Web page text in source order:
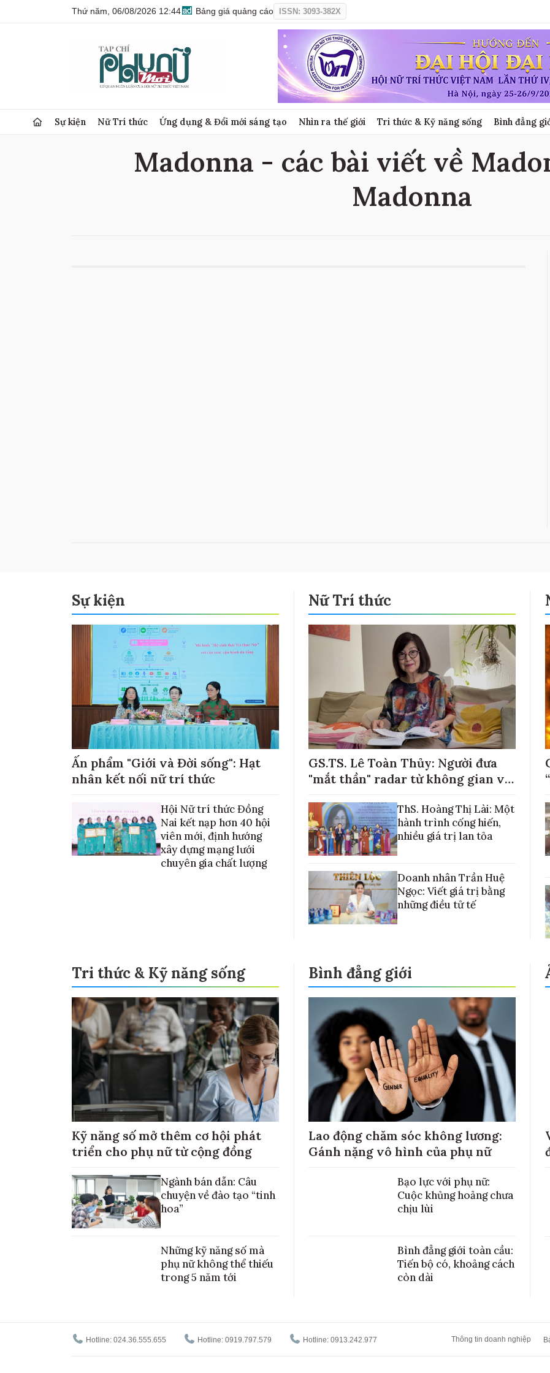
Thứ năm, 06/08/2026 12:44 Bảng giá quảng cáo ISSN: 3093-382X
Sự kiện Nữ Trí thức Ứng dụng & Đổi mới sáng tạo Nhìn ra thế giới Tri thức & Kỹ năng sống Bình đẳng
Madonna - các bài viết về
Madonna
Sự kiện
Ấn phẩm "Giới và Đời sống": Hạt
nhân kết nối nữ trí thức
Hội Nữ trí thức Đồng
Nai kết nạp hơn 40 hội
viên mới, định hướng
xây dựng mạng lưới
chuyên gia chất lượng
Nữ Trí thức
GS.TS. Lê Toàn Thủy: Người đưa
"mắt thần" radar từ không gian về
ThS. Hoàng Thị Lài: Một
hành trình cống hiến,
nhiều giá trị lan tỏa
Doanh nhân Trần Huệ
Ngọc: Viết giá trị bằng
những điều tử tế
Tri thức & Kỹ năng sống
Kỹ năng số mở thêm cơ hội phát
triển cho phụ nữ từ cộng đồng
Ngành bán dẫn: Câu
chuyện về đào tạo “tinh
hoa”
Những kỹ năng số mà
phụ nữ không thể thiếu
trong 5 năm tới
Bình đẳng giới
Lao động chăm sóc không lương:
Gánh nặng vô hình của phụ nữ
Bạo lực với phụ nữ:
Cuộc khủng hoảng chưa
chịu lùi
Bình đẳng giới toàn cầu:
Tiến bộ có, khoảng cách
còn dài
Hotline: 024.36.555.655 Hotline: 0919.797.579 Hotline: 0913.242.977 Thông tin doanh nghiệp